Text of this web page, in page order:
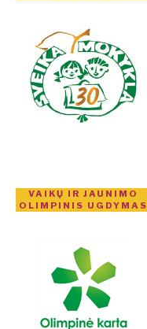
VAIKŲ IR JAUNIMO
OLIMPINIS UGDYMAS